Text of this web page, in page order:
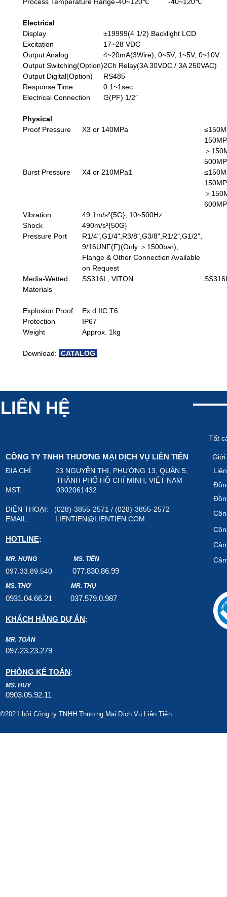
Electrical
Display
Excitation
Output Analog
Output Switching(Option)
Output Digital(Option)
Response Time
Electrical Connection
±19999(4 1/2) Backlight LCD
17~28 VDC
4~20mA(3Wire), 0~5V, 1~5V, 0~10V
2Ch Relay(3A 30VDC / 3A 250VAC)
RS485
0.1~1sec
G(PF) 1/2″
Physical
Proof Pressure
X3 or 140MPa
＞
Burst Pressure
X4 or 210MPa1
＞
Vibration
49.1m/s²{5G}, 10~500Hz
Shock
490m/s²{50G}
Pressure Port
R1/4",G1/4",R3/8",G3/8",R1/2",G1/2",
9/16UNF(F)(Only ＞1500bar),
Flange & Other Connection Available
on Request
Media-Wetted
Materials
SS316L, VITON
Explosion Proof
Ex d IIC T6
Protection
IP67
Weight
Approx. 1kg
Download: CATALOG
LIÊN HỆ
CÔNG TY TNHH THƯƠNG MẠI DỊCH VỤ LIÊN TIẾN
ĐỊA CHỈ: 23 NGUYỄN THI, PHƯỜNG 13, QUẬN 5,
THÀNH PHỐ HỒ CHÍ MINH, VIỆT NAM
MST: 0302061432
ĐIỆN THOẠI: (028)-3855-2571 / (028)-3855-2572
EMAIL: LIENTIEN@LIENTIEN.COM
HOTLINE:
MR. HƯNG MS. TIÊN
097.33.89.540 077.830.86.99
MS. THƠ MR. THỤ
0931.04.66.21 037.579.0.987
KHÁCH HÀNG DỰ ÁN:
MR. TOÀN
097.23.23.279
PHÒNG KẾ TOÁN:
MS. HUY
0903.05.92.11
Tất
Giới
©2021 bởi Công ty TNHH Thương Mại Dịch Vụ Liên Tiến